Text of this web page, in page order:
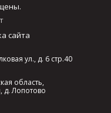
сайта
ул., д. 6 стр.40
область,
д. Лопотово